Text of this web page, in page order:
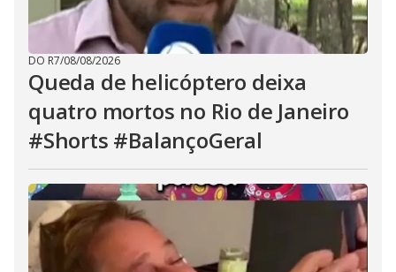
DO R7/08/08/2026
Queda de helicóptero deixa
quatro mortos no Rio de Janeiro
#Shorts #BalançoGeral